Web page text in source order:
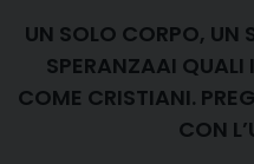
UN SOLO CORPO, UN
SPERANZAAI
COME CRISTIANI.
CON